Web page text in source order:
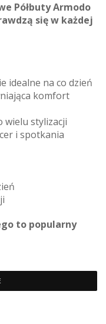
Półbuty Armodo
się w każdej
idealne na co dzień
komfort
wielu stylizacji
i spotkania
to popularny